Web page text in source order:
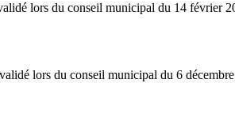
lors du conseil municipal du 14 février
lors du conseil municipal du 6